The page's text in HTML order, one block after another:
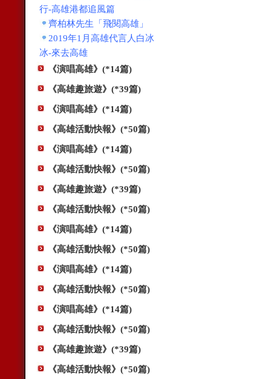
行-高雄港都追風篇
齊柏林先生「飛閱高雄」
2019年1月高雄代言人白冰
冰-來去高雄
《演唱高雄》(*14篇)
《高雄趣旅遊》(*39篇)
《演唱高雄》(*14篇)
《高雄活動快報》(*50篇)
《演唱高雄》(*14篇)
《高雄活動快報》(*50篇)
《高雄趣旅遊》(*39篇)
《高雄活動快報》(*50篇)
《演唱高雄》(*14篇)
《高雄活動快報》(*50篇)
《演唱高雄》(*14篇)
《高雄活動快報》(*50篇)
《演唱高雄》(*14篇)
《高雄活動快報》(*50篇)
《高雄趣旅遊》(*39篇)
《高雄活動快報》(*50篇)